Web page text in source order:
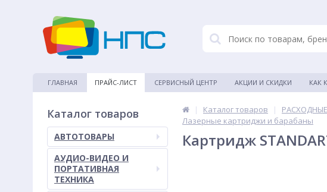
ГЛАВНАЯ ПРАЙС-ЛИСТ СЕРВИСНЫЙ ЦЕНТР АКЦИИ И СКИДКИ КАК
Каталог товаров
АВТОТОВАРЫ
АУДИО-ВИДЕО И
ПОРТАТИВНАЯ
ТЕХНИКА
| Каталог товаров |
Лазерные картриджи и барабаны
Картридж